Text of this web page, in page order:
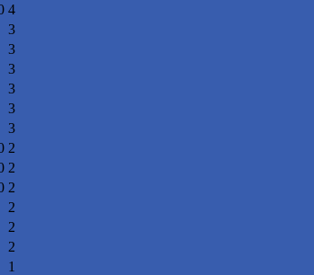
4
3
3
3
3
3
3
2
2
2
2
2
2
1